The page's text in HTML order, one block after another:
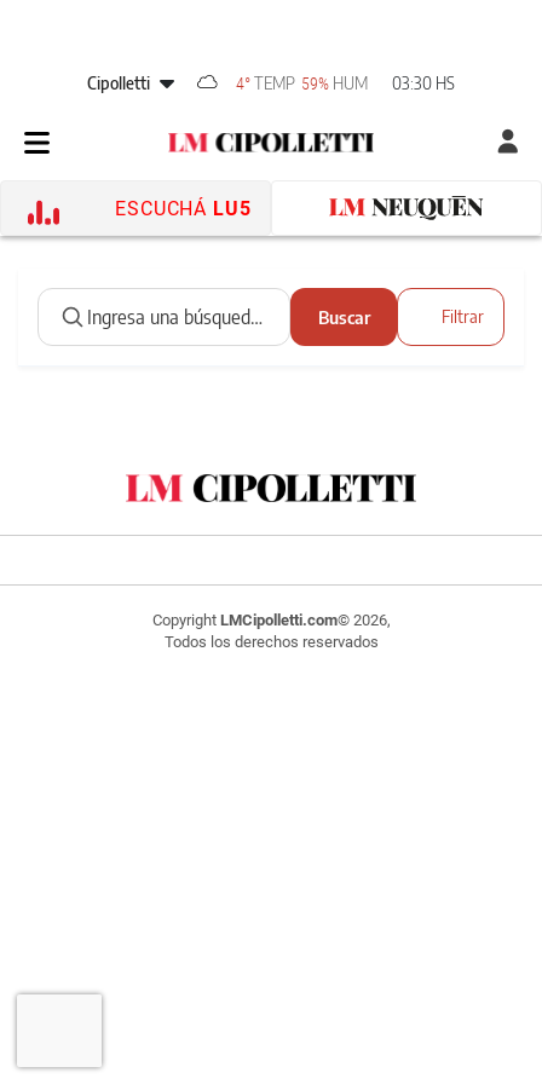
Cipolletti 4° TEMP 59% HUM 03:30 HS
ESCUCHÁ LU5
Buscar Filtrar
Copyright LMCipolletti.com© 2026,
Todos los derechos reservados